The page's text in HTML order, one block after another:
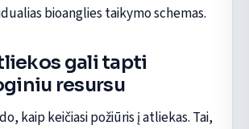
bioanglies taikymo schemas.
gali tapti
resursu
kaip keičiasi požiūris į atliekas. Tai,